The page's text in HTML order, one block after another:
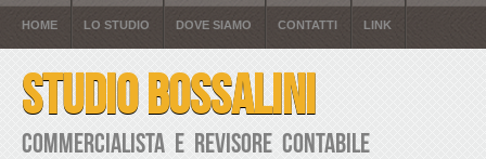
HOME LO STUDIO DOVE SIAMO CONTATTI LINK
STUDIO BOSSALINI
Commercialista e Revisore Contabile